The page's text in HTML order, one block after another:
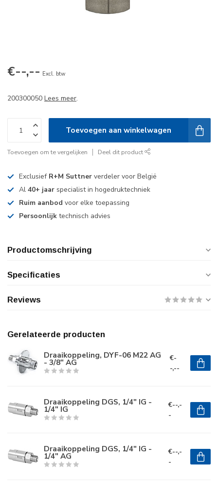
€--,-- Excl. btw
200300050 Lees meer.
Toevoegen aan winkelwagen
Toevoegen om te vergelijken Deel dit product
Exclusief R+M Suttner verdeler voor België
Al 40+ jaar specialist in hogedruktechniek
Ruim aanbod voor elke toepassing
Persoonlijk technisch advies
Productomschrijving
Specificaties
Reviews
Gerelateerde producten
Draaikoppeling, DYF-06 M22 AG
- 3/8" AG
€-
-,--
Draaikoppeling DGS, 1/4" IG -
1/4" IG
€--,-
-
Draaikoppeling DGS, 1/4" IG -
1/4" AG
€--,-
-